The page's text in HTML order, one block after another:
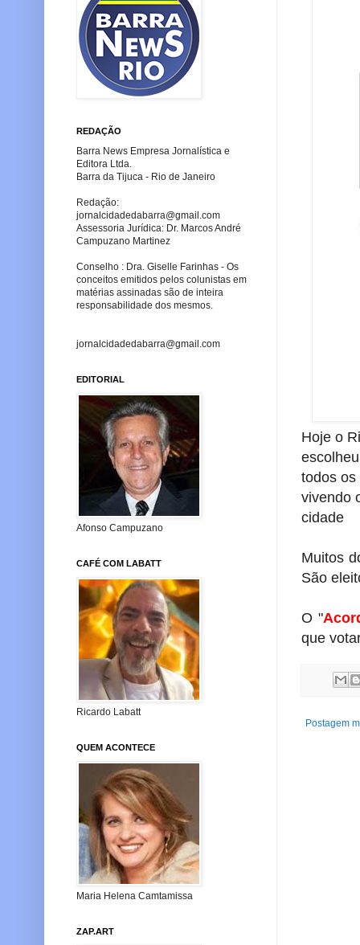
Hoje o
todos os
vivendo
cidade
Muitos
São
O "
que
Postagem
REDAÇÃO
Barra News Empresa Jornalística e
Editora Ltda.
Barra da Tijuca - Rio de Janeiro
Redação:
jornalcidadedabarra@gmail.com
Assessoria Jurídica: Dr. Marcos André
Campuzano Martinez
Conselho : Dra. Giselle Farinhas - Os
conceitos emitidos pelos colunistas em
matérias assinadas são de inteira
responsabilidade dos mesmos.
jornalcidadedabarra@gmail.com
EDITORIAL
Afonso Campuzano
CAFÉ COM LABATT
Ricardo Labatt
QUEM ACONTECE
Maria Helena Camtamissa
ZAP.ART